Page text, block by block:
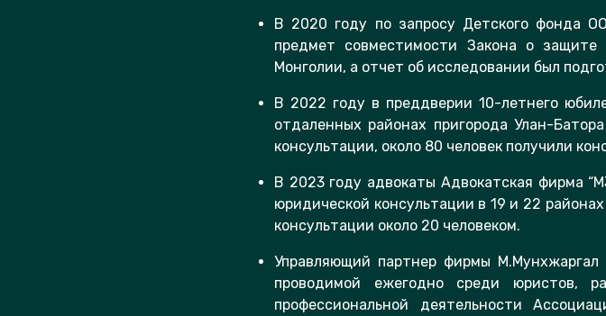
В 2020 году по запросу Детского фонда
предмет совместимости Закона о
Монголии, а отчет об исследовании был
В 2022 году в преддверии 10-летнего
отдаленных районах пригорода Улан-
консультации, около 80 человек получили
В 2023 году адвокаты Адвокатская фирма
юридической консультации в 19 и 22
консультации около 20 человеком.
Управляющий партнер фирмы
проводимой ежегодно среди юристов,
профессиональной деятельности